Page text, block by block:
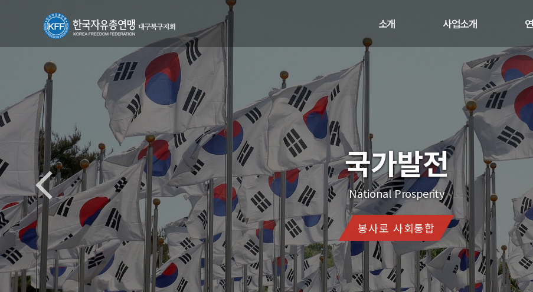
소개 사업소개
사업과 활동
활
국리민복
The Happiness of the Citizens, National Prosperity